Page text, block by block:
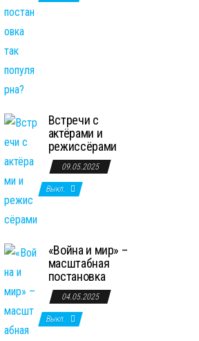
Встречи с
актёрами и
режиссёрами
09.05.2025
Выкл.
«Война и мир» –
масштабная
постановка
04.05.2025
Выкл.